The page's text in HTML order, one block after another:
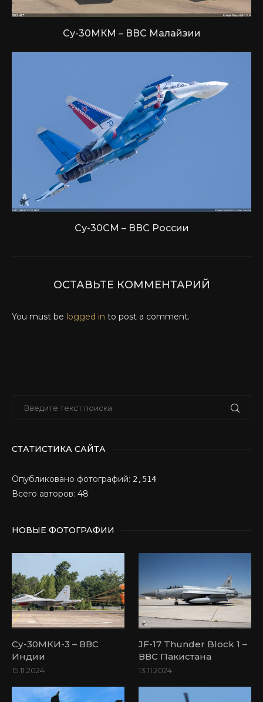
Су-30МКМ – ВВС Малайзии
Су-30СМ – ВВС России
ОСТАВЬТЕ КОММЕНТАРИЙ
You must be logged in to post a comment.
СТАТИСТИКА САЙТА
Опубликовано фотографий: 2,514
Всего авторов: 48
НОВЫЕ ФОТОГРАФИИ
Су-30МКИ-3 – ВВС
Индии
15.11.2024
JF-17 Thunder Block 1 –
ВВС Пакистана
13.11.2024